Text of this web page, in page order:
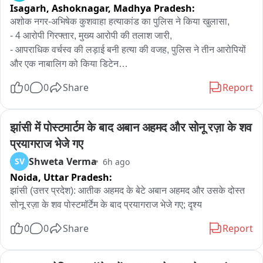
Isagarh, Ashoknagar, Madhya Pradesh:
अशोक नगर-अभिषेक कुशवाहा हत्याकांड का पुलिस ने किया खुलासा,
- 4 आरोपी गिरफ्तार, मुख्य आरोपी की तलाश जारी,
- आपराधिक वर्चस्व की लड़ाई बनी हत्या की वजह, पुलिस ने तीन आरोपियों
और एक नाबालिग को किया डिटेन
एंकर -मंसौर मिल क्षेत्र में हुई अभिषेक कुशवाहा की नृशंस हत्या के मामले में
गतिविधियों में आपसी रंजिश के चलते इस हत्याकांड को अंजाम दिया गया
था।
पुलिस की जांच में सामने आया है कि इस हत्याकांड में एक से अधिक आरोपी
शामिल थे। कार्रवाई करते हुए पुलिस ने मिथुन कुशवाहा, छुट्टन कुशवाहा,
रीना नाम की महिला और मुख्य आरोपी के नाबालिग बेटे को हिरासत में लिया
है। हालांकि, मामले का मुख्य आरोपी 'कल्लू कुशवाहा' अभी भी फरार है,
जिसकी तलाश में पुलिस की कई टीमें जुटी हुई हैं।
हत्या के बाद पुलिस महकमे में हड़कंप मच गया था। घटना की गंभीरता को
टीम ने मौके पर पहुंचकर जांच शुरू की। शव की स्थिति और घटनास्थल का
0 0 Share Report
झांसी में पोस्टमार्टम के बाद अबान अहमद और सोनू रज़ा के शव
प्रयागराज भेजे गए
SV Shweta Verma 6h ago
Noida, Uttar Pradesh:
झांसी (उत्तर प्रदेश): आतीक अहमद के बेटे अबान अहमद और उसके दोस्त
सोनू रज़ा के शव पोस्टमॉर्टेम के बाद प्रयागराज भेजे गए; दृश्य
0 0 Share Report